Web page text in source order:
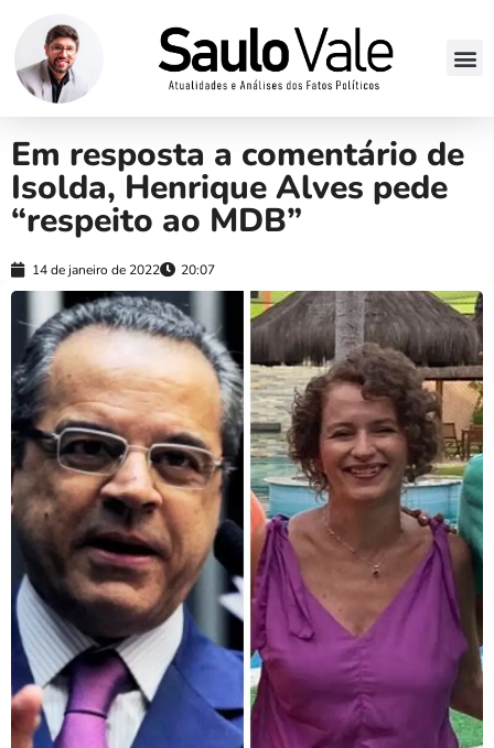
Em resposta a comentário de
Isolda, Henrique Alves pede
“respeito ao MDB”
14 de janeiro de 2022 20:07